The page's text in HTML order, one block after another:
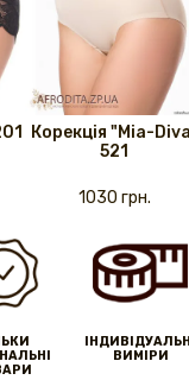
Корекція "Mia-
521
1030 грн.
ВИМІРИ